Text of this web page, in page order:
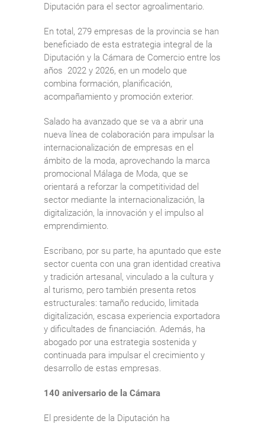
Diputación para el sector agroalimentario.
En total, 279 empresas de la provincia se han
beneficiado de esta estrategia integral de la
Diputación y la Cámara de Comercio entre los
años 2022 y 2026, en un modelo que
combina formación, planificación,
acompañamiento y promoción exterior.
Salado ha avanzado que se va a abrir una
nueva línea de colaboración para impulsar la
internacionalización de empresas en el
ámbito de la moda, aprovechando la marca
promocional Málaga de Moda, que se
orientará a reforzar la competitividad del
sector mediante la internacionalización, la
digitalización, la innovación y el impulso al
emprendimiento.
Escribano, por su parte, ha apuntado que este
sector cuenta con una gran identidad creativa
y tradición artesanal, vinculado a la cultura y
al turismo, pero también presenta retos
estructurales: tamaño reducido, limitada
digitalización, escasa experiencia exportadora
y dificultades de financiación. Además, ha
abogado por una estrategia sostenida y
continuada para impulsar el crecimiento y
desarrollo de estas empresas.
140 aniversario de la Cámara
El presidente de la Diputación ha